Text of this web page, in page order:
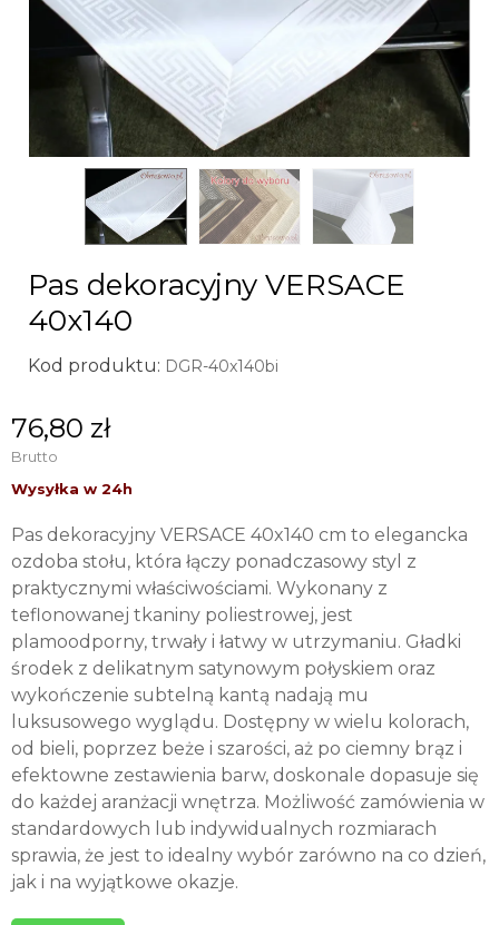
Pas dekoracyjny VERSACE
40x140
Kod produktu: DGR-40x140bi
76,80 zł
Brutto
Pas dekoracyjny VERSACE 40x140 cm to elegancka
ozdoba stołu, która łączy ponadczasowy styl z
praktycznymi właściwościami. Wykonany z
teflonowanej tkaniny poliestrowej, jest
plamoodporny, trwały i łatwy w utrzymaniu. Gładki
środek z delikatnym satynowym połyskiem oraz
wykończenie subtelną kantą nadają mu
luksusowego wyglądu. Dostępny w wielu kolorach,
od bieli, poprzez beże i szarości, aż po ciemny brąz i
efektowne zestawienia barw, doskonale dopasuje się
do każdej aranżacji wnętrza. Możliwość zamówienia w
standardowych lub indywidualnych rozmiarach
sprawia, że jest to idealny wybór zarówno na co dzień,
jak i na wyjątkowe okazje.